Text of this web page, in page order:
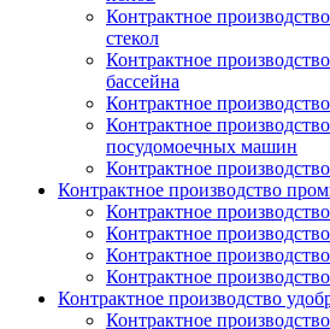
Контрактное
стекол
Контрактное
бассейна
Контрактное
Контрактное
посудомоечных машин
Контрактное
Контрактное производство
Контрактное
Контрактное
Контрактное
Контрактное
Контрактное производство
Контрактное